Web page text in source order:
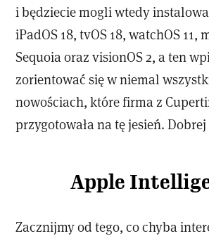
i będziecie mogli wtedy
iPadOS 18, tvOS 18, watchOS 11,
Sequoia oraz visionOS 2, a ten
zorientować się w niemal
nowościach, które firma z
przygotowała na tę jesień.
Apple
Zacznijmy od tego, co chyba